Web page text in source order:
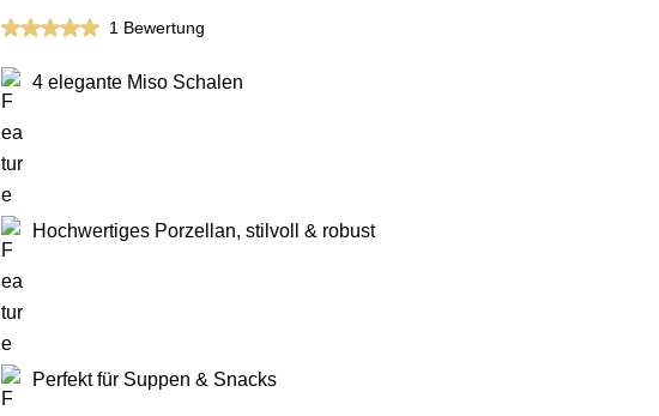
Durchschnittliche Bewertung von 5 von 5 Sternen
1 Bewertung
4 elegante Miso Schalen
Hochwertiges Porzellan, stilvoll & robust
Perfekt für Suppen & Snacks